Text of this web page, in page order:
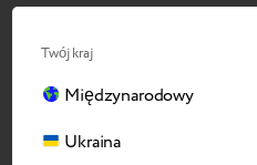
2023 r. globalna sprzedaż
sztuk. Biorąc pod uwagę, że
telefony co 18 miesięcy,
Twój kraj
Międzynarodowy
Ukraina